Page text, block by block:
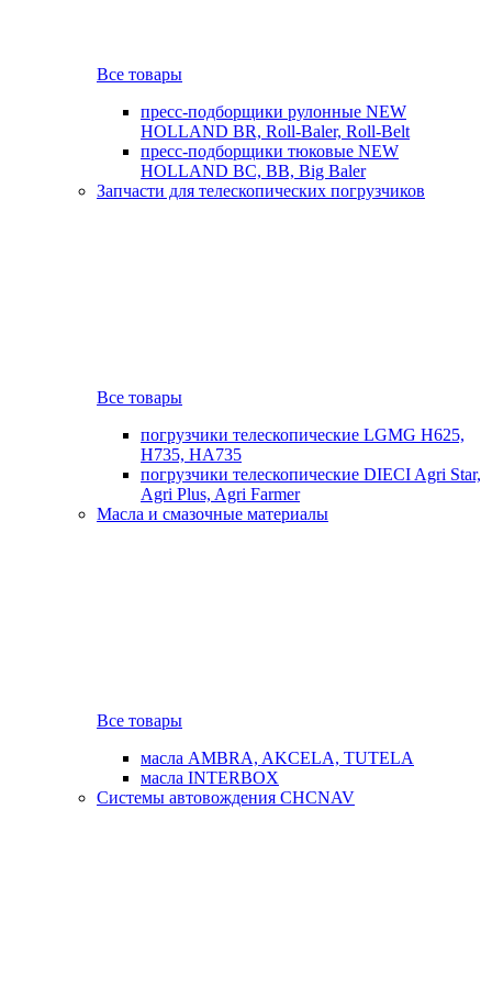
Все товары
пресс-подборщики рулонные NEW
HOLLAND BR, Roll-Baler, Roll-Belt
пресс-подборщики тюковые NEW
HOLLAND BC, BB, Big Baler
Запчасти для телескопических погрузчиков
Все товары
погрузчики телескопические LGMG H625,
H735, HA735
погрузчики телескопические DIECI Agri Star,
Agri Plus, Agri Farmer
Масла и смазочные материалы
Все товары
масла AMBRA, AKCELA, TUTELA
масла INTERBOX
Системы автовождения CHCNAV